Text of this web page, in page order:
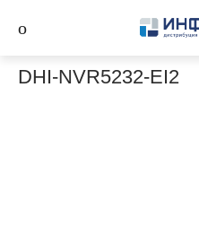
DHI-NVR5232-EI2